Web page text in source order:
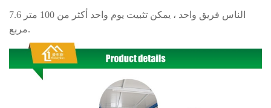
7.6 الناس فريق واحد ، يمكن تثبيت يوم واحد أكثر من 100 متر
مربع.